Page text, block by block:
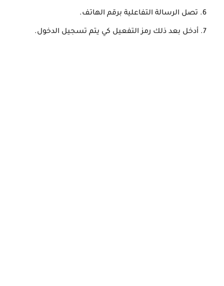
تصل الرسالة التفاعلية برقم الهاتف.
أدخل بعد ذلك رمز التفعيل كي يتم تسجيل الدخول.